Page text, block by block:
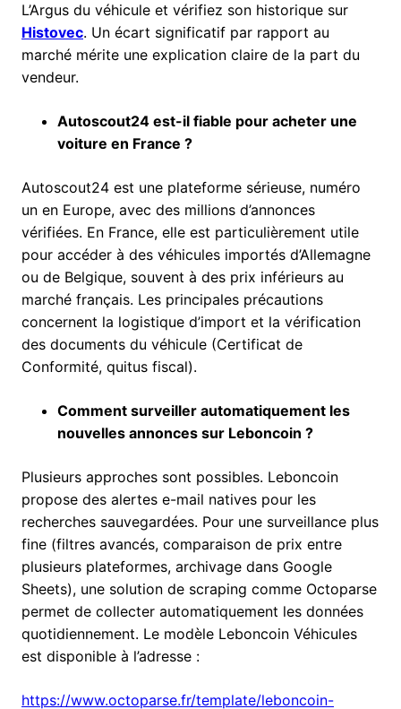
L’Argus du véhicule et vérifiez son historique sur
Histovec. Un écart significatif par rapport au
marché mérite une explication claire de la part du
vendeur.
Autoscout24 est-il fiable pour acheter une
voiture en France ?
Autoscout24 est une plateforme sérieuse, numéro
un en Europe, avec des millions d’annonces
vérifiées. En France, elle est particulièrement utile
pour accéder à des véhicules importés d’Allemagne
ou de Belgique, souvent à des prix inférieurs au
marché français. Les principales précautions
concernent la logistique d’import et la vérification
des documents du véhicule (Certificat de
Conformité, quitus fiscal).
Comment surveiller automatiquement les
nouvelles annonces sur Leboncoin ?
Plusieurs approches sont possibles. Leboncoin
propose des alertes e-mail natives pour les
recherches sauvegardées. Pour une surveillance plus
fine (filtres avancés, comparaison de prix entre
plusieurs plateformes, archivage dans Google
Sheets), une solution de scraping comme Octoparse
permet de collecter automatiquement les données
quotidiennement. Le modèle Leboncoin Véhicules
est disponible à l’adresse :
https://www.octoparse.fr/template/leboncoin-